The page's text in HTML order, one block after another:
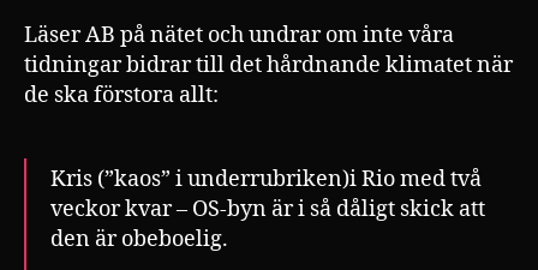
Läser AB på nätet och undrar om inte våra
tidningar bidrar till det hårdnande klimatet när
de ska förstora allt:
Kris (”kaos” i underrubriken)i Rio med två
veckor kvar – OS-byn är i så dåligt skick att
den är obeboelig.